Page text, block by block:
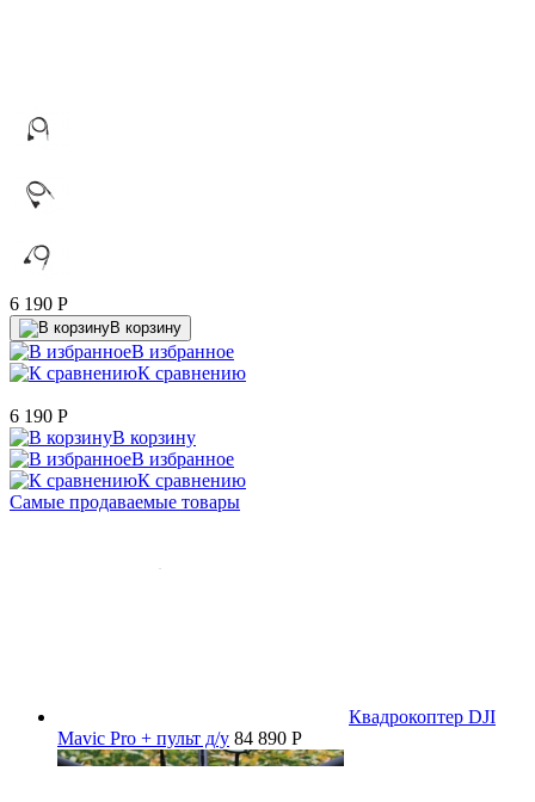
6 190 P
В корзину
В избранное
К сравнению
6 190 P
В корзину
В избранное
К сравнению
Самые продаваемые товары
Квадрокоптер DJI
Mavic Pro + пульт д/у 84 890 P